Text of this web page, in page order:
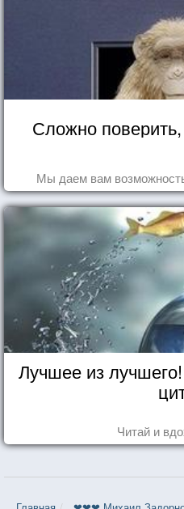
Сложно поверить,
Мы даем вам
Лучшее из
Читай и